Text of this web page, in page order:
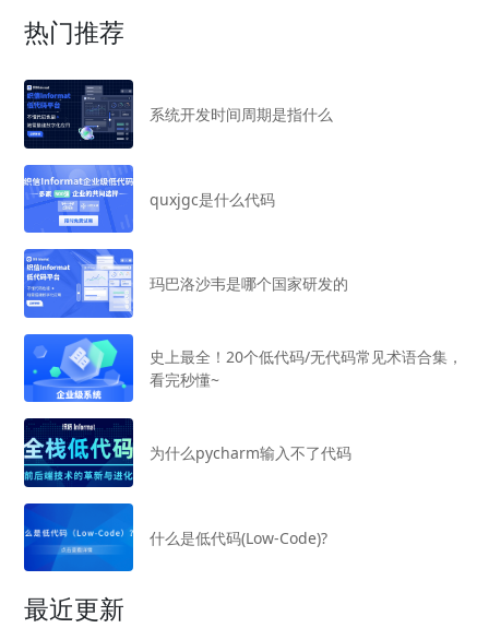
热门推荐
系统开发时间周期是指什么
quxjgc是什么代码
玛巴洛沙韦是哪个国家研发的
史上最全！20个低代码/无代码常见术语合集，
看完秒懂~
为什么pycharm输入不了代码
什么是低代码(Low-Code)?
最近更新